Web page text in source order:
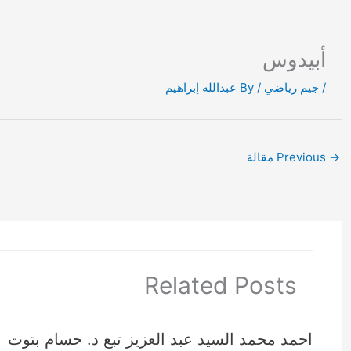
content
أبيدوس
/ جيم رياضي / By عبدالله إبراهيم
→
Related Posts
احمد محمد السيد عبد العزيز تبع د. حسام بتوت